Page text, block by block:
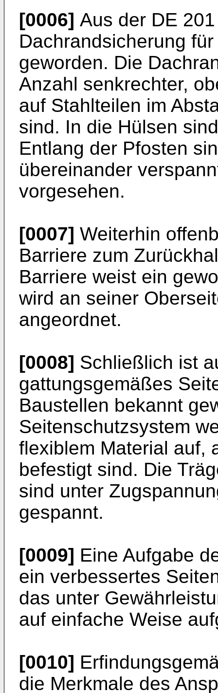
[0006] Aus der DE
Dachrandsicherung
geworden. Die
Anzahl senkrechter,
auf Stahlteilen im
sind. In die Hülsen
Entlang der Pfosten
übereinander
vorgesehen.
[0007] Weiterhin
Barriere zum
Barriere weist ein
wird an seiner
angeordnet.
[0008] Schließlich ist
gattungsgemäßes
Baustellen bekannt
Seitenschutzsystem
flexiblem Material auf,
befestigt sind. Die
sind unter
gespannt.
[0009] Eine Aufgabe
ein verbessertes
das unter
auf einfache Weise
[0010]
die Merkmale des